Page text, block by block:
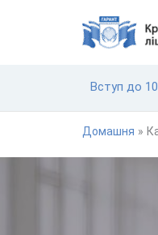
Вступ до
Домашня